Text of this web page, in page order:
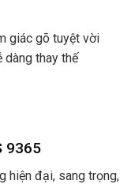
giác gõ tuyệt vời
dàng thay thế
9365
hiện đại, sang trọng,